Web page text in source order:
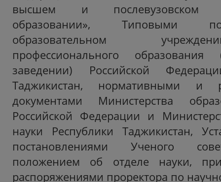
высшем и послевузовском
образовании», Типовыми
образовательном
профессионального
заведении) Российской
Таджикистан, нормативными и
документами Министерства
Российской Федерации и
науки Республики Таджикистан,
постановлениями Ученого
положением об отделе науки,
распоряжениями проректора по